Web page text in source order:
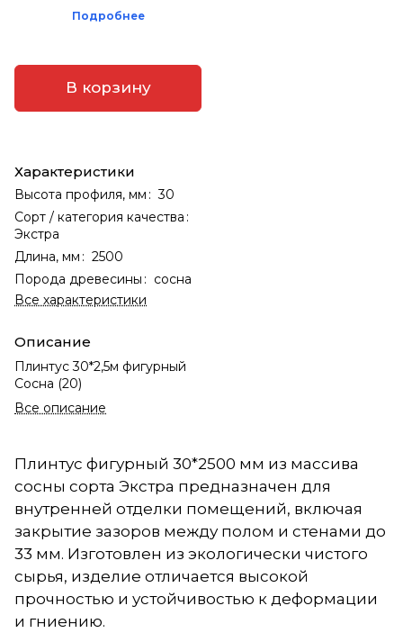
Подробнее
В корзину
Характеристики
Высота профиля, мм : 30
Сорт / категория качества :
Экстра
Длина, мм : 2500
Порода древесины : сосна
Все характеристики
Описание
Плинтус 30*2,5м фигурный
Сосна (20)
Все описание
Плинтус фигурный 30*2500 мм из массива
сосны сорта Экстра предназначен для
внутренней отделки помещений, включая
закрытие зазоров между полом и стенами до
33 мм. Изготовлен из экологически чистого
сырья, изделие отличается высокой
прочностью и устойчивостью к деформации
и гниению.